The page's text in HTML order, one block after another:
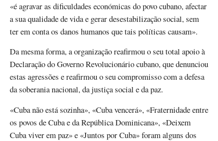
«é agravar as dificuldades económicas do povo cubano, afectar
a sua qualidade de vida e gerar desestabilização social, sem
ter em conta os danos humanos que tais políticas causam».
Da mesma forma, a organização reafirmou o seu total apoio à
Declaração do Governo Revolucionário cubano, que denunciou
estas agressões e reafirmou o seu compromisso com a defesa
da soberania nacional, da justiça social e da paz.
«Cuba não está sozinha», «Cuba vencerá», «Fraternidade entre
os povos de Cuba e da República Dominicana», «Deixem
Cuba viver em paz» e «Juntos por Cuba» foram alguns dos